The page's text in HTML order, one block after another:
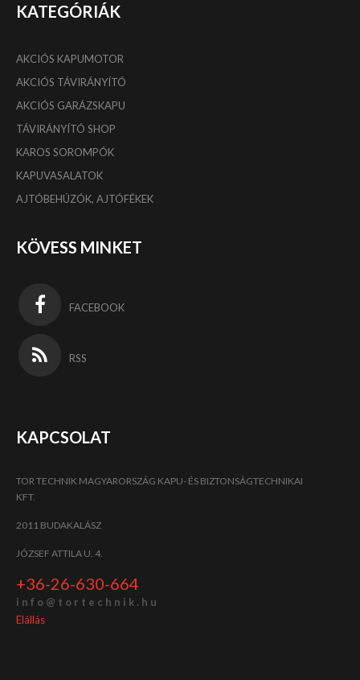
KATEGÓRIÁK
AKCIÓS KAPUMOTOR
AKCIÓS TÁVIRÁNYÍTÓ
AKCIÓS GARÁZSKAPU
TÁVIRÁNYÍTÓ SHOP
KAROS SOROMPÓK
KAPUVASALATOK
AJTÓBEHÚZÓK, AJTÓFÉKEK
KÖVESS MINKET
FACEBOOK
RSS
KAPCSOLAT
TOR TECHNIK MAGYARORSZÁG KAPU- ÉS BIZTONSÁGTECHNIKAI
KFT.
2011 BUDAKALÁSZ
JÓZSEF ATTILA U. 4.
+36-26-630-664
i n f o @ t o r t e c h n i k . h u
Elállás